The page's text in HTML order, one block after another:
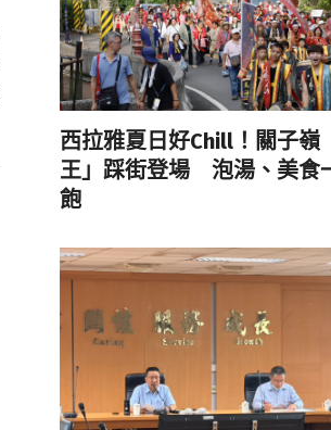
西拉雅夏日好Chill！關子嶺
王」踩街登場 泡湯、美食
飽